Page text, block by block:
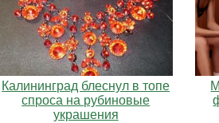
Калининград блеснул в топе
спроса на рубиновые
украшения